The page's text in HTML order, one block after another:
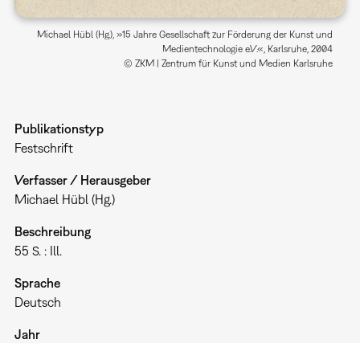
Michael Hübl (Hg.), »15 Jahre Gesellschaft zur Förderung der Kunst und
Medientechnologie e.V.«, Karlsruhe, 2004
© ZKM | Zentrum für Kunst und Medien Karlsruhe
Publikationstyp
Festschrift
Verfasser / Herausgeber
Michael Hübl (Hg.)
Beschreibung
55 S. : Ill.
Sprache
Deutsch
Jahr